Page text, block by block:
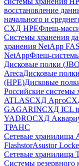
восстановление
начального и
СХД HPEФлеш-
Cистемы хранения
хранения NetApp FAS
NetAppФлеш-
Дисковые полки
ArecaДисковые
(HPE)Дисковые
Российские системы
ATLASСХД Aрго
GAGARINСХД ICL
YADROСХД
ТРАНС
Сетевые хранилища
FlashstorAsustor
Сетевые хранилища
Системы резервного